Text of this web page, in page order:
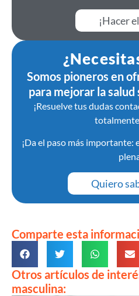
¡Hacer
Somos pioneros en
para mejorar la
¡Resuelve tus dudas
¡Da el paso más importante:
Quiero
Comparte esta
Otros artículos de
masculina: